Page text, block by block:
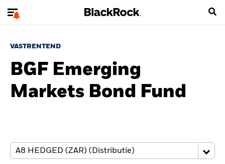
VASTRENTEND
BGF Emerging
Markets Bond Fund